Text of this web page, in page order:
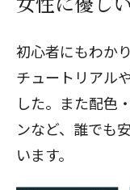
初心者にもわか
チュートリアル
した。また配色
ンなど、誰でも
います。